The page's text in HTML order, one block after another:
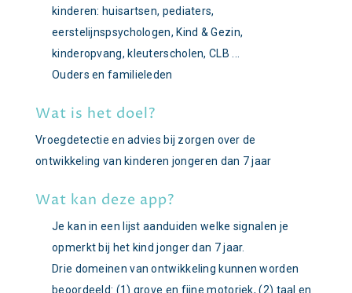
kinderen: huisartsen, pediaters,
eerstelijnspsychologen, Kind & Gezin,
kinderopvang, kleuterscholen, CLB ...
Ouders en familieleden
Wat is het doel?
Vroegdetectie en advies bij zorgen over de
ontwikkeling van kinderen jongeren dan 7 jaar
Wat kan deze app?
Je kan in een lijst aanduiden welke signalen je
opmerkt bij het kind jonger dan 7 jaar.
Drie domeinen van ontwikkeling kunnen worden
beoordeeld: (1) grove en fijne motoriek, (2) taal en